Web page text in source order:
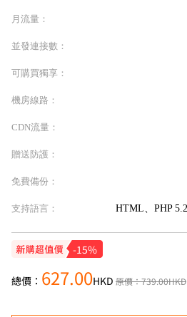
月流量：
並發連接數：
可購買獨享：
機房線路：
CDN流量：
贈送防護：
免費備份：
支持語言：
-15%
總價： 627.00HKD 原價：739.00HKD